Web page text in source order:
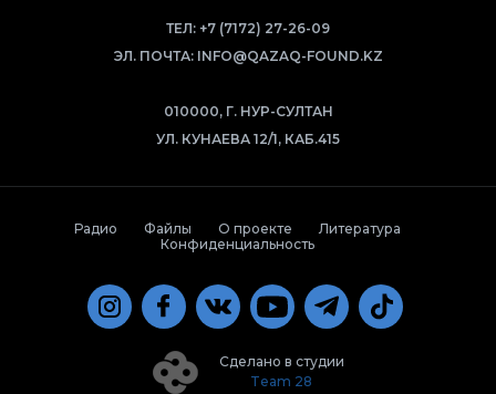
ТЕЛ: +7 (7172) 27-26-09
ЭЛ. ПОЧТА: INFO@QAZAQ-FOUND.KZ
010000, Г. НУР-СУЛТАН
УЛ. КУНАЕВА 12/1, КАБ.415
Радио Файлы О проекте
Литература
Конфиденциальность
Сделано в студии
Team 28